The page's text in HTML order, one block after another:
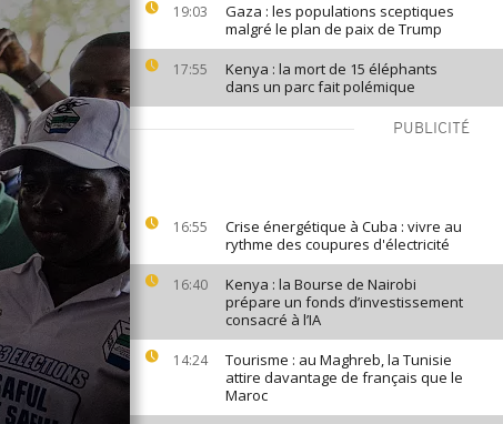
19:03
Gaza : les populations sceptiques
malgré le plan de paix de Trump
17:55
Kenya : la mort de 15 éléphants
dans un parc fait polémique
PUBLICITÉ
16:55
Crise énergétique à Cuba : vivre au
rythme des coupures d'électricité
16:40
Kenya : la Bourse de Nairobi
prépare un fonds d’investissement
consacré à l’IA
14:24
Tourisme : au Maghreb, la Tunisie
attire davantage de français que le
Maroc